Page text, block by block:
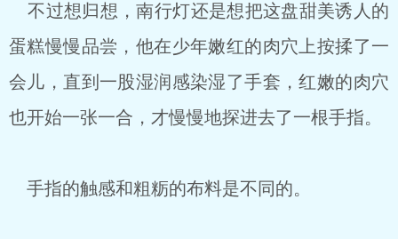
不过想归想，南行灯还是想把这盘甜美诱人的
蛋糕慢慢品尝，他在少年嫩红的肉穴上按揉了一
会儿，直到一股湿润感染湿了手套，红嫩的肉穴
也开始一张一合，才慢慢地探进去了一根手指。
手指的触感和粗粝的布料是不同的。